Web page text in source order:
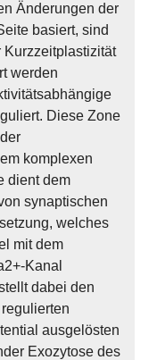
Änderungen der
basiert, sind
werden
Diese Zone
komplexen
dient dem
synaptischen
welches
mit dem
Kanal
dabei den
ausgelösten
Exozytose des